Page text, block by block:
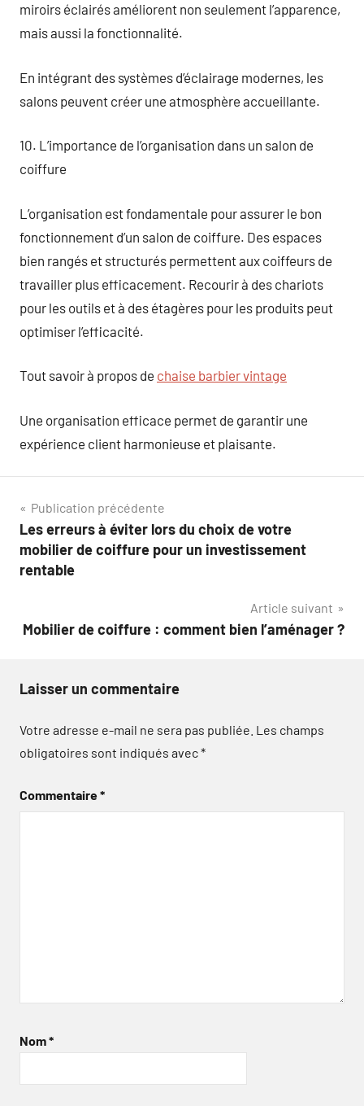
miroirs éclairés améliorent non seulement l’apparence,
mais aussi la fonctionnalité.
En intégrant des systèmes d’éclairage modernes, les
salons peuvent créer une atmosphère accueillante.
10. L’importance de l’organisation dans un salon de
coiffure
L’organisation est fondamentale pour assurer le bon
fonctionnement d’un salon de coiffure. Des espaces
bien rangés et structurés permettent aux coiffeurs de
travailler plus efficacement. Recourir à des chariots
pour les outils et à des étagères pour les produits peut
optimiser l’efficacité.
Tout savoir à propos de chaise barbier vintage
Une organisation efficace permet de garantir une
expérience client harmonieuse et plaisante.
Navigation
de
l’article
Publication précédente
Les erreurs à éviter lors du choix de votre
mobilier de coiffure pour un investissement
rentable
Article suivant
Mobilier de coiffure : comment bien l’aménager ?
Laisser un commentaire
Votre adresse e-mail ne sera pas publiée. Les champs
obligatoires sont indiqués avec*
Commentaire*
Nom*